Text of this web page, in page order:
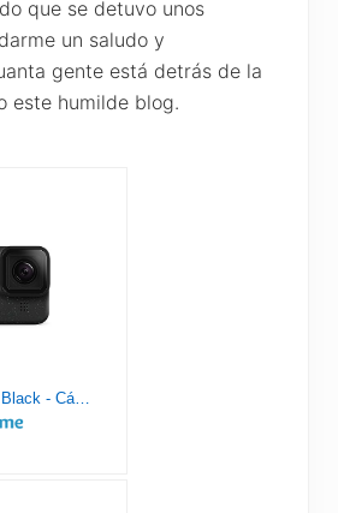
que se detuvo unos
un saludo y
gente está detrás de la
este humilde blog.